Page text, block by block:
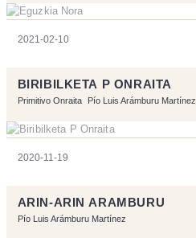
2021-02-10
BIRIBILKETA P ONRAITA
Primitivo Onraita Pío Luis Arámburu Martínez
2020-11-19
ARIN-ARIN ARAMBURU
Pío Luis Arámburu Martínez